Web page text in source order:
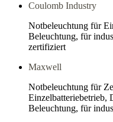
Coulomb Industry
Notbeleuchtung für
Beleuchtung, für
zertifiziert
Maxwell
Notbeleuchtung für
Einzelbatteriebetrieb,
Beleuchtung, für